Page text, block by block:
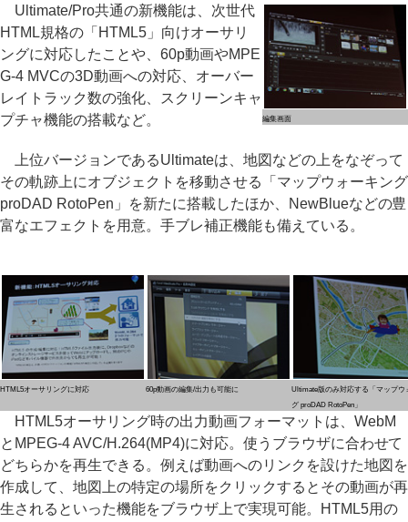
編集画面
Ultimate/Pro共通の新機能は、次世代
HTML規格の「HTML5」向けオーサリ
ングに対応したことや、60p動画やMPE
G-4 MVCの3D動画への対応、オーバー
レイトラック数の強化、スクリーンキャ
プチャ機能の搭載など。
上位バージョンであるUltimateは、地図などの上をなぞって
その軌跡上にオブジェクトを移動させる「マップウォーキング
proDAD RotoPen」を新たに搭載したほか、NewBlueなどの豊
富なエフェクトを用意。手ブレ補正機能も備えている。
HTML5オーサリングに対応 60p動画の編集/出力も可能に
Ultimate版のみ対応する「マップウ
グ proDAD RotoPen」
HTML5オーサリング時の出力動画フォーマットは、WebM
とMPEG-4 AVC/H.264(MP4)に対応。使うブラウザに合わせて
どちらかを再生できる。例えば動画へのリンクを設けた地図を
作成して、地図上の特定の場所をクリックするとその動画が再
生されるといった機能をブラウザ上で実現可能。HTML5用の